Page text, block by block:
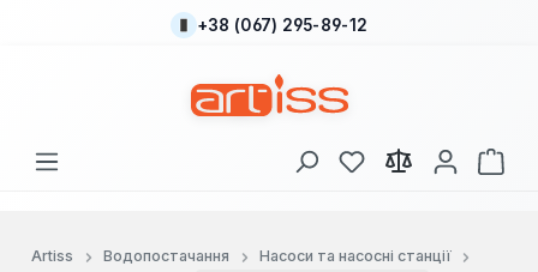
Перейти до основного вмісту
+38 (067) 295-89-12
У вас є 0 у списку
Artiss Водопостачання
Насоси та насосні станції